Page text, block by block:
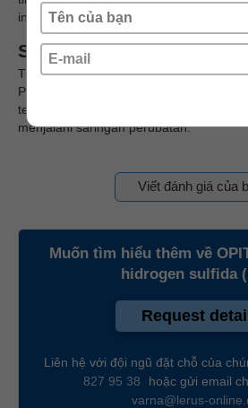
insiden berkaitan H2S.
Syarat Kemasukan
Tiada prasyarat diperlukan untuk
Peserta mesti memiliki sijil perubatan
terkini atau sijil perubatan yang
menjalani saringan perubatan.
Viết đánh giá của
Muốn tìm hiểu thêm về
hidrogen sulfida
Request
Liên hệ với đội ngũ đặt chỗ của
827 95 38
hoặc gửi email
varna@lerus-